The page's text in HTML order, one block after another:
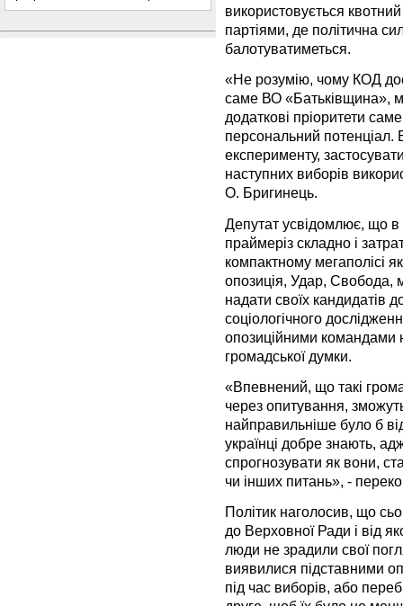
використовується
партіями, де політична
балотуватиметься.
«Не розумію, чому КОД
саме ВО «Батьківщина»,
додаткові пріоритети
персональний потенціал.
експерименту,
наступних виборів
О. Бригинець.
Депутат усвідомлює, що в
праймеріз складно і
компактному мегаполісі
опозиція, Удар, Свобода,
надати своїх кандидатів
соціологічного
опозиційними командами
громадської думки.
«Впевнений, що такі
через опитування,
найправильніше було б
українці добре знають,
спрогнозувати як вони,
чи інших питань», -
Політик наголосив, що
до Верховної Ради і від
люди не зрадили свої
виявилися підставними
під час виборів, або